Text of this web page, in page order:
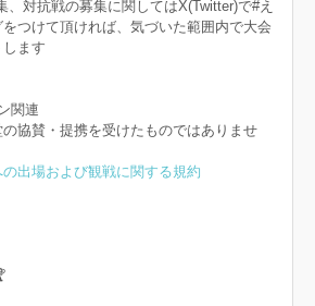
、対抗戦の募集に関してはX(Twitter)で#え
つけて頂ければ、気づいた範囲内で大会
ます
関連
の協賛・提携を受けたものではありませ
出場および観戦に関する規約